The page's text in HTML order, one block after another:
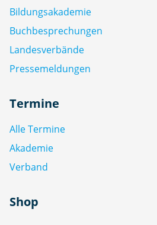
Bildungsakademie
Buchbesprechungen
Landesverbände
Pressemeldungen
Termine
Alle Termine
Akademie
Verband
Shop